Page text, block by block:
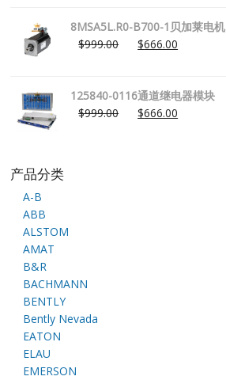
8MSA5L.R0-B700-1贝加莱电机
$999.00 $666.00
125840-0116通道继电器模块
$999.00 $666.00
产品分类
A-B
ABB
ALSTOM
AMAT
B&R
BACHMANN
BENTLY
Bently Nevada
EATON
ELAU
EMERSON